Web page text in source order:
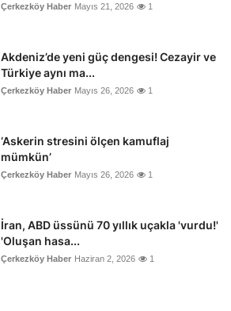
Çerkezköy Haber Mayıs 21, 2026 1
Akdeniz’de yeni güç dengesi! Cezayir ve
Türkiye aynı ma...
Çerkezköy Haber Mayıs 26, 2026 1
‘Askerin stresini ölçen kamuflaj
mümkün’
Çerkezköy Haber Mayıs 26, 2026 1
İran, ABD üssünü 70 yıllık uçakla 'vurdu!'
'Oluşan hasa...
Çerkezköy Haber Haziran 2, 2026 1